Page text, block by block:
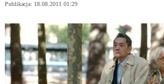
Publikacja: 18.08.2011 01:29